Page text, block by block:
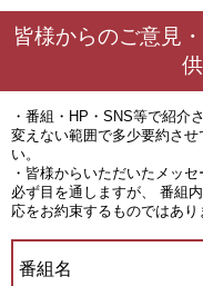
皆様からのご意見
・番組・HP・SNS等で紹介
変えない範囲で多少要約さ
い。
・皆様からいただいたメッ
必ず目を通しますが、 番組
応をお約束するものではあり
番組名